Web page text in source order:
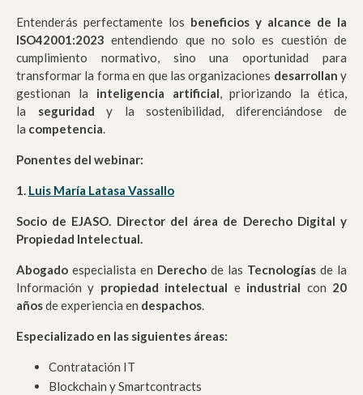
Entenderás perfectamente los beneficios y alcance de la
ISO42001:2023entendiendo que no solo es cuestión de
cumplimiento normativo, sino una oportunidad para
transformar la forma en que las organizaciones desarrollan y
gestionan la inteligencia artificial, priorizando la ética,
la seguridad y la sostenibilidad, diferenciándose de
la competencia.
Ponentes del webinar:
1. Luis María Latasa Vassallo
Socio de EJASO. Director del área de Derecho Digital y
Propiedad Intelectual.
Abogado especialista en Derecho de las Tecnologías de la
Información y propiedad intelectual e industrial con 20
añosde experiencia en despachos.
Especializado en las siguientes áreas:
Contratación IT
Blockchain y Smartcontracts